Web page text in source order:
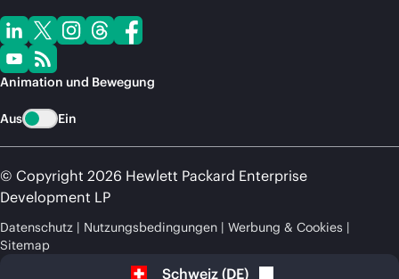
Animation und Bewegung
Aus Ein
© Copyright 2026 Hewlett Packard Enterprise
Development LP
Datenschutz Nutzungsbedingungen
Werbung & Cookies
Sitemap
Schweiz (DE)